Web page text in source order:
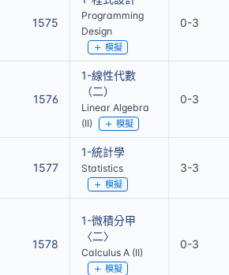
1575
Programming
Design
模擬
0-3
1576
1-線性代數
（二）
Linear Algebra
(II)
模擬
0-3
1577
1-統計學
Statistics
模擬
3-3
1578
1-微積分甲
〈二〉
Calculus A (II)
模擬
0-3